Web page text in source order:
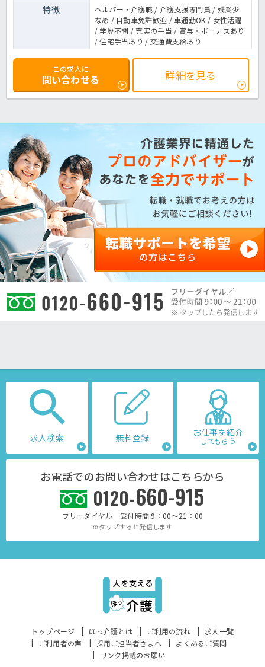
特徴
ヘルパー・介護職 / 介護支援専門員 / 残業少
なめ / 自動車免許歓迎 / 車通勤OK / 女性活躍
/ 学歴不問 / 充実の手当 / 賞与・ボーナスあり
/ 住宅手当あり / 交通費支給あり
この求人に
問い合わせる 詳細を見る
求人検索 無料登録 お仕事を紹介
してもらう
お電話でのお問い合わせはこちらから
0120-660-915
フリーダイヤル 受付時間 9：00～21：00
※タップすると発信します
トップページ ほっ介護とは ご利用の流れ
求人一覧
ご利用者の声
採用ご担当者さまへ
よくあるご質問
リンク掲載のお願い